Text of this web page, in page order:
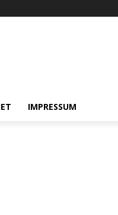
IMPRESSUM